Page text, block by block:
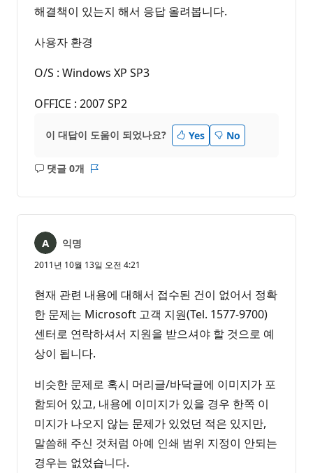
해결책이 있는지 해서 응답 올려봅니다.
사용자 환경
O/S : Windows XP SP3
OFFICE : 2007 SP2
이 대답이 도움이 되었나요? Yes No
댓글 0개
설
음
익명
2011년 10월 13일 오전 4:21
현재 관련 내용에 대해서 접수된 건이 없어서 정확
한 문제는 Microsoft 고객 지원(Tel. 1577-9700)
센터로 연락하셔서 지원을 받으셔야 할 것으로 예
상이 됩니다.
비슷한 문제로 혹시 머리글/바닥글에 이미지가 포
함되어 있고, 내용에 이미지가 있을 경우 한쪽 이
미지가 나오지 않는 문제가 있었던 적은 있지만,
말씀해 주신 것처럼 아예 인쇄 범위 지정이 안되는
경우는 없었습니다.